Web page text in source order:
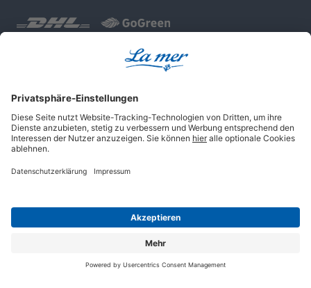
© 2025 La mer Cosmetics AG, Cuxhaven.
Datenschutz